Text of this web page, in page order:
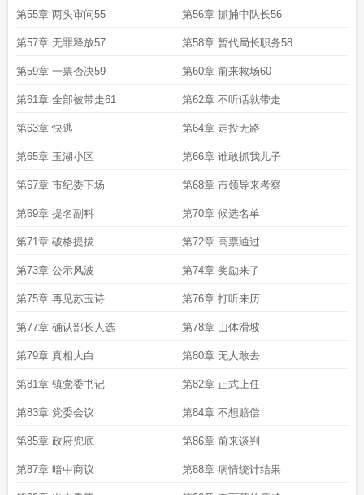
第55章 两头审问55 第56章 抓捕中队长56
第57章 无罪释放57 第58章 暂代局长职务58
第59章 一票否决59 第60章 前来救场60
第61章 全部被带走61 第62章 不听话就带走
第63章 快逃 第64章 走投无路
第65章 玉湖小区 第66章 谁敢抓我儿子
第67章 市纪委下场 第68章 市领导来考察
第69章 提名副科 第70章 候选名单
第71章 破格提拔 第72章 高票通过
第73章 公示风波 第74章 奖励来了
第75章 再见苏玉诗 第76章 打听来历
第77章 确认部长人选 第78章 山体滑坡
第79章 真相大白 第80章 无人敢去
第81章 镇党委书记 第82章 正式上任
第83章 党委会议 第84章 不想赔偿
第85章 政府兜底 第86章 前来谈判
第87章 暗中商议 第88章 病情统计结果